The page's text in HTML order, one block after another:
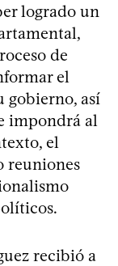
logrado un
de
el
gobierno, así
impondrá al
el
reuniones
recibió a